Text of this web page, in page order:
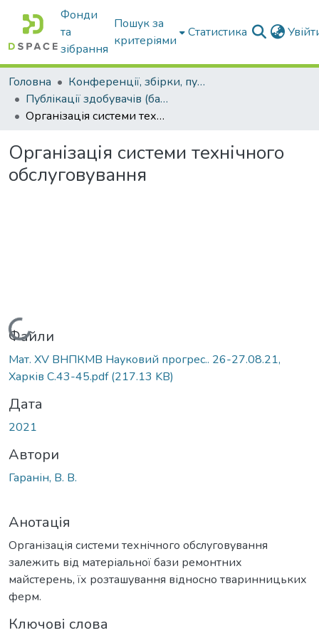
Фонди
та
зібрання
Пошук за
критеріями
Статистика
Головна
Конференції, збірки, публікації молодих вчених і здобувачів : магістрів, бакалаврів, аспірантів.
Публікації здобувачів (бакалаврів. магістрів, аспірантів)
Організація системи технічного обслуговування
Організація системи технічного
обслуговування
Вантажиться...
Файли
Мат. XV ВНПКМВ Науковий прогрес.. 26-27.08.21,
Харків С.43-45.pdf(217.13 KB)
Дата
2021
Автори
Гаранін, В. В.
Анотація
Організація системи технічного обслуговування
залежить від матеріальної бази ремонтних
майстерень, їх розташування відносно тваринницьких
ферм.
Ключові слова